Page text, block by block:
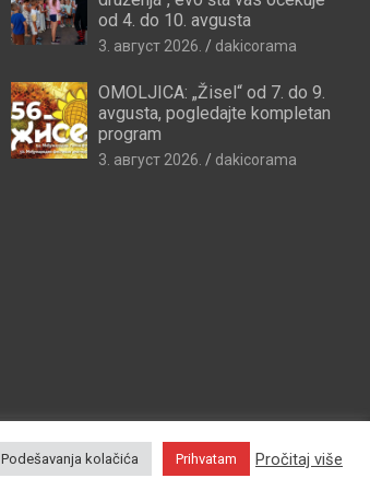
od 4. do 10. avgusta
3. август 2026. dakicorama
OMOLJICA: „Žisel“ od 7. do 9.
avgusta, pogledajte kompletan
program
3. август 2026. dakicorama
Podešavanja kolačića Prihvatam Pročitaj više